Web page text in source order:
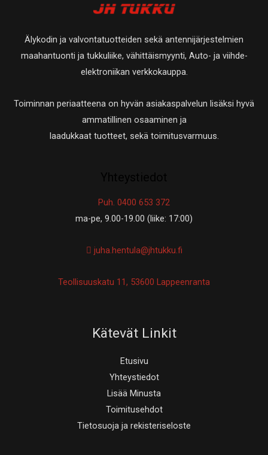
Älykodin ja valvontatuotteiden sekä antennijärjestelmien
maahantuonti ja tukkuliike, vähittäismyynti, Auto- ja viihde-
elektroniikan verkkokauppa.
Toiminnan periaatteena on hyvän asiakaspalvelun lisäksi hyvä
ammatillinen osaaminen ja
laadukkaat tuotteet, sekä toimitusvarmuus.
Puh. 0400 653 372
ma-pe, 9.00-19.00 (liike: 17:00)
juha.hentula@jhtukku.fi
Teollisuuskatu 11, 53600 Lappeenranta
Kätevät Linkit
Etusivu
Yhteystiedot
Lisää Minusta
Toimitusehdot
Tietosuoja ja rekisteriseloste